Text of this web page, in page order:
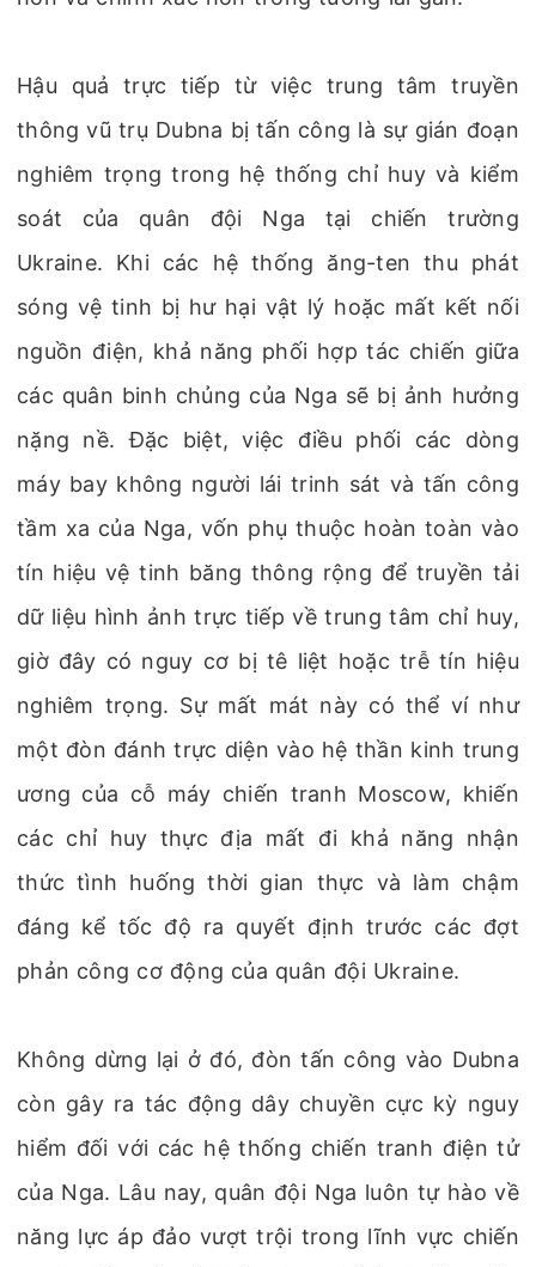
Hậu quả trực tiếp từ việc trung tâm truyền
thông vũ trụ Dubna bị tấn công là sự gián đoạn
nghiêm trọng trong hệ thống chỉ huy và kiểm
soát của quân đội Nga tại chiến trường
Ukraine. Khi các hệ thống ăng-ten thu phát
sóng vệ tinh bị hư hại vật lý hoặc mất kết nối
nguồn điện, khả năng phối hợp tác chiến giữa
các quân binh chủng của Nga sẽ bị ảnh hưởng
nặng nề. Đặc biệt, việc điều phối các dòng
máy bay không người lái trinh sát và tấn công
tầm xa của Nga, vốn phụ thuộc hoàn toàn vào
tín hiệu vệ tinh băng thông rộng để truyền tải
dữ liệu hình ảnh trực tiếp về trung tâm chỉ huy,
giờ đây có nguy cơ bị tê liệt hoặc trễ tín hiệu
nghiêm trọng. Sự mất mát này có thể ví như
một đòn đánh trực diện vào hệ thần kinh trung
ương của cỗ máy chiến tranh Moscow, khiến
các chỉ huy thực địa mất đi khả năng nhận
thức tình huống thời gian thực và làm chậm
đáng kể tốc độ ra quyết định trước các đợt
phản công cơ động của quân đội Ukraine.
Không dừng lại ở đó, đòn tấn công vào Dubna
còn gây ra tác động dây chuyền cực kỳ nguy
hiểm đối với các hệ thống chiến tranh điện tử
của Nga. Lâu nay, quân đội Nga luôn tự hào về
năng lực áp đảo vượt trội trong lĩnh vực chiến